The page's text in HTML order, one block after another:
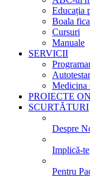
Educația
Boala
Cursuri
Manuale
SERVICII
Medicina
PROIECTE
SCURTĂTURI
Despre
Implică-te
Pentru